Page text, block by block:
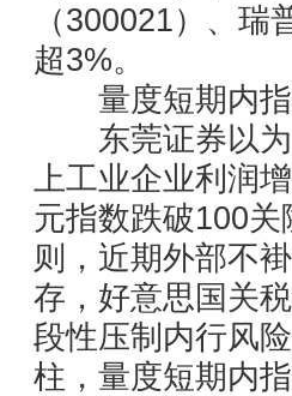
（300021）、
超3%。
量度短期内指
东莞证券以为
上工业企业利润
元指数跌破100
则，近期外部不
存，好意思国关
段性压制内行风
柱，量度短期内